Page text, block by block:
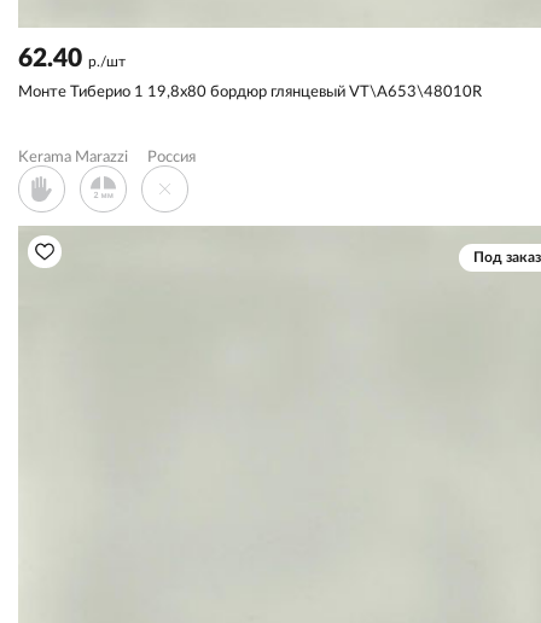
62.40 р./шт
Монте Тиберио 1 19,8x80 бордюр глянцевый VT\A653\48010R
Kerama Marazzi Россия
Под заказ